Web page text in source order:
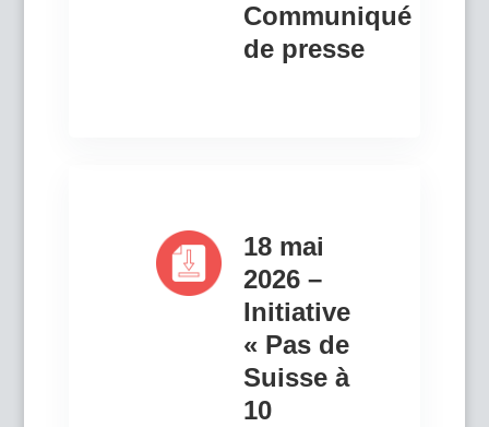
Communiqué
de presse
18 mai
2026 –
Initiative
« Pas de
Suisse à
10